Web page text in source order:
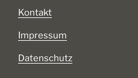
Kontakt
Impressum
Datenschutz